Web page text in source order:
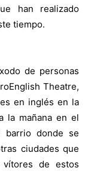
han realizado
tiempo.
de personas
Theatre,
en inglés en la
la mañana en el
barrio donde se
ciudades que
de estos